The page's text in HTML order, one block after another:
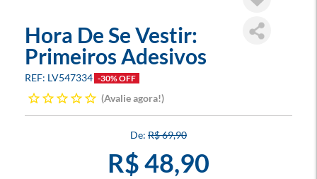
Hora De Se Vestir:
Primeiros Adesivos
LV547334 -30% OFF
Avalie agora!
R$ 69,90
R$ 48,90